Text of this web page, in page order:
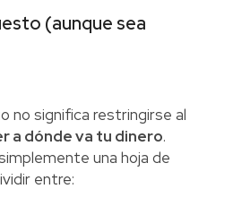
(aunque sea
no significa restringirse al
a dónde va tu dinero.
una hoja de
entre: